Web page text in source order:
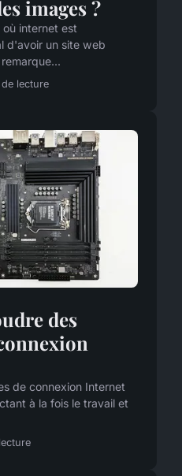
images ?
où internet est
d'avoir un site web
lecture
des
de connexion Internet
à la fois le travail et